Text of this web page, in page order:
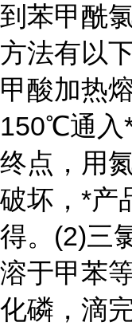
到苯甲酰
方法有以
甲酸加热
150℃通入
终点，用
破坏，*产
得。(2)三
溶于甲苯
化磷，滴